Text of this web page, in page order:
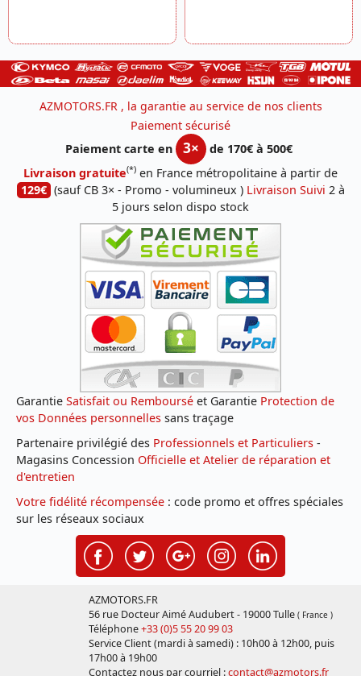
AZMOTORS.FR , la garantie au service de nos clients
Paiement sécurisé
Paiement carte en
3×
de 170€ à 500€
Livraison gratuite(*) en France métropolitaine à partir de
129€ (sauf CB 3× - Promo - volumineux ) Livraison Suivi 2 à
5 jours selon dispo stock
Garantie Satisfait ou Remboursé et Garantie Protection de
vos Données personnelles sans traçage
Partenaire privilégié des Professionnels et Particuliers -
Magasins Concession Officielle et Atelier de réparation et
d'entretien
Votre fidélité récompensée : code promo et offres spéciales
sur les réseaux sociaux
AZMOTORS.FR
56 rue Docteur Aimé Audubert - 19000 Tulle ( France )
Téléphone+33 (0)5 55 20 99 03
Service Client (mardi à samedi) : 10h00 à 12h00, puis
17h00 à 19h00
Contactez nous par courriel :contact@azmotors.fr